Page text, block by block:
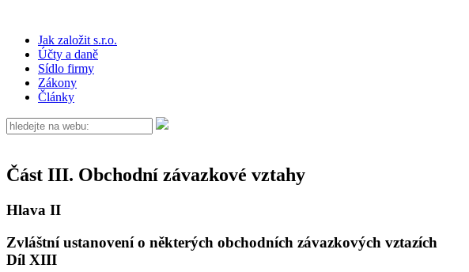
Jak založit s.r.o.
Účty a daně
Sídlo firmy
Zákony
Články
Část III. Obchodní závazkové vztahy
Hlava II
Zvláštní ustanovení o některých obchodních závazkových vztazích
Díl XIII